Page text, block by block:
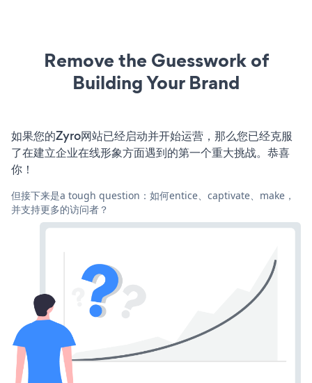
Remove the Guesswork of
Building Your Brand
如果您的Zyro网站已经启动并开始运营，那么您已经克服
了在建立企业在线形象方面遇到的第一个重大挑战。恭喜
你！
但接下来是a tough question：如何entice、captivate、make，
并支持更多的访问者？